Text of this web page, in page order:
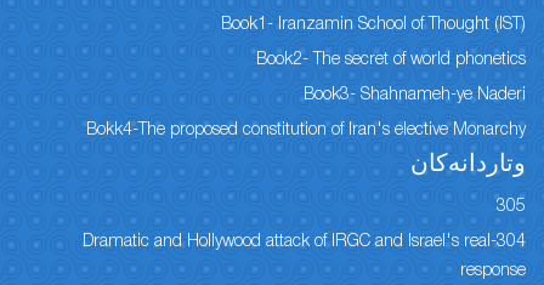
Book1- Iranzamin School of Thought (IST)
Book2- The secret of world phonetics
Book3- Shahnameh-ye Naderi
Bokk4-The proposed constitution of Iran's elective Monarchy
وتاردانەكان
305
304-Dramatic and Hollywood attack of IRGC and Israel's real
response